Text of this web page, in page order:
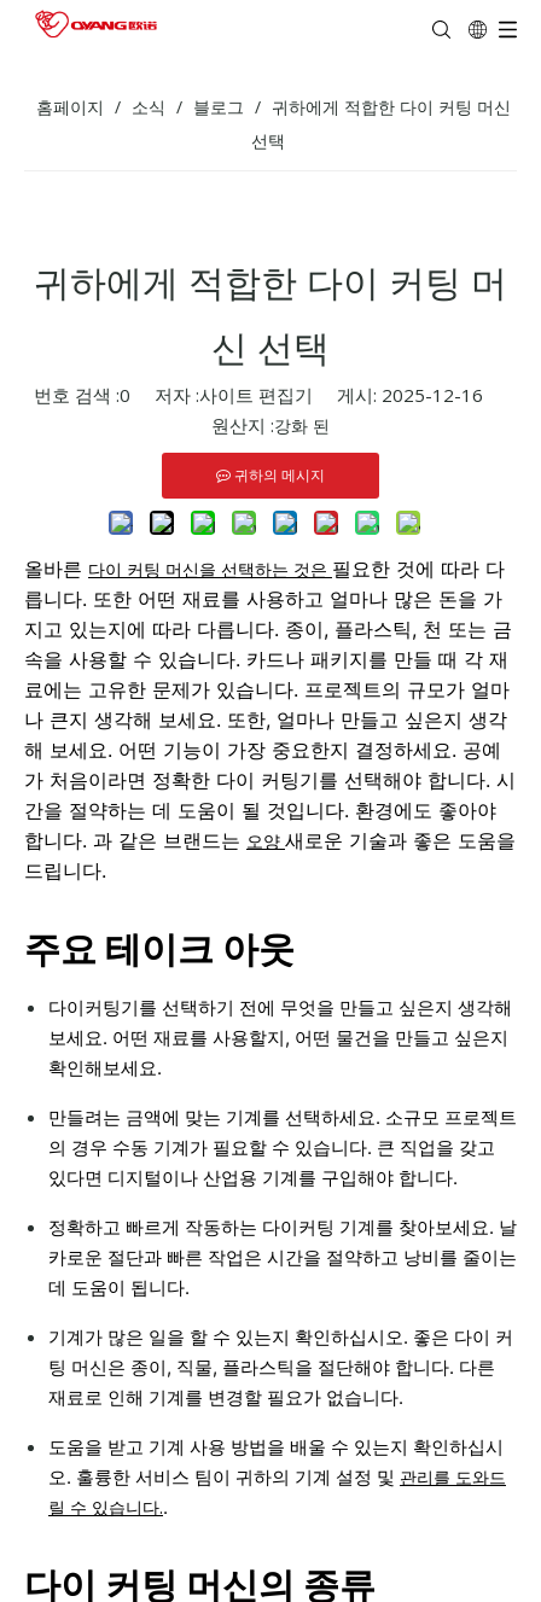
홈페이지 / 소식 / 블로그 / 귀하에게 적합한 다이 커팅 머신
선택
귀하에게 적합한 다이 커팅 머
신 선택
번호 검색 :0 저자 :사이트 편집기 게시: 2025-12-16
원산지 :강화 된
귀하의 메시지
올바른 다이 커팅 머신을 선택하는 것은 필요한 것에 따라 다
릅니다. 또한 어떤 재료를 사용하고 얼마나 많은 돈을 가
지고 있는지에 따라 다릅니다. 종이, 플라스틱, 천 또는 금
속을 사용할 수 있습니다. 카드나 패키지를 만들 때 각 재
료에는 고유한 문제가 있습니다. 프로젝트의 규모가 얼마
나 큰지 생각해 보세요. 또한, 얼마나 만들고 싶은지 생각
해 보세요. 어떤 기능이 가장 중요한지 결정하세요. 공예
가 처음이라면 정확한 다이 커팅기를 선택해야 합니다. 시
간을 절약하는 데 도움이 될 것입니다. 환경에도 좋아야
합니다. 과 같은 브랜드는 오양 새로운 기술과 좋은 도움을
드립니다.
주요 테이크 아웃
다이커팅기를 선택하기 전에 무엇을 만들고 싶은지 생각해
보세요. 어떤 재료를 사용할지, 어떤 물건을 만들고 싶은지
확인해보세요.
만들려는 금액에 맞는 기계를 선택하세요. 소규모 프로젝트
의 경우 수동 기계가 필요할 수 있습니다. 큰 직업을 갖고
있다면 디지털이나 산업용 기계를 구입해야 합니다.
정확하고 빠르게 작동하는 다이커팅 기계를 찾아보세요. 날
카로운 절단과 빠른 작업은 시간을 절약하고 낭비를 줄이는
데 도움이 됩니다.
기계가 많은 일을 할 수 있는지 확인하십시오. 좋은 다이 커
팅 머신은 종이, 직물, 플라스틱을 절단해야 합니다. 다른
재료로 인해 기계를 변경할 필요가 없습니다.
도움을 받고 기계 사용 방법을 배울 수 있는지 확인하십시
오. 훌륭한 서비스 팀이 귀하의 기계 설정 및 관리를 도와드
릴 수 있습니다..
다이 커팅 머신의 종류